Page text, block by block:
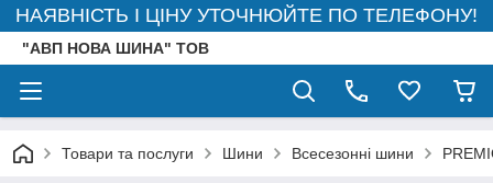
НАЯВНІСТЬ І ЦІНУ УТОЧНЮЙТЕ ПО ТЕЛЕФОНУ!
"АВП НОВА ШИНА" ТОВ
Товари та послуги Шини Всесезонні шини